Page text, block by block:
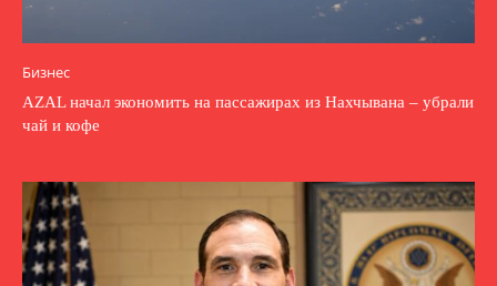
Бизнес
AZAL начал экономить на пассажирах из Нахчывана – убрали
чай и кофе